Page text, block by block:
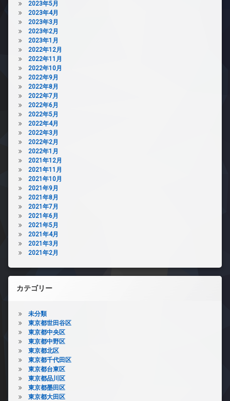
2023年5月
2023年4月
2023年3月
2023年2月
2023年1月
2022年12月
2022年11月
2022年10月
2022年9月
2022年8月
2022年7月
2022年6月
2022年5月
2022年4月
2022年3月
2022年2月
2022年1月
2021年12月
2021年11月
2021年10月
2021年9月
2021年8月
2021年7月
2021年6月
2021年5月
2021年4月
2021年3月
2021年2月
カテゴリー
未分類
東京都世田谷区
東京都中央区
東京都中野区
東京都北区
東京都千代田区
東京都台東区
東京都品川区
東京都墨田区
東京都大田区